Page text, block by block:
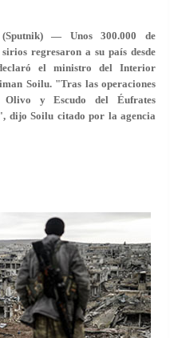
(Sputnik) — Unos 300.000 de
regresaron a su país desde
el ministro del Interior
Soilu. "Tras las operaciones
Olivo y Escudo del Éufrates
dijo Soilu citado por la agencia